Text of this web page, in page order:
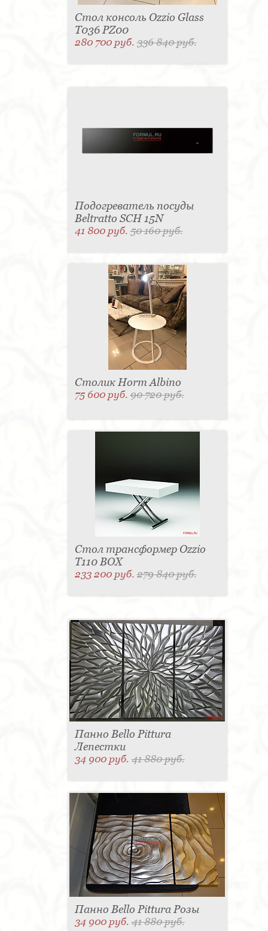
Стол консоль Ozzio Glass
T036 PZ00
280 700 руб.336 840 руб.
Подогреватель посуды
Beltratto SCH 15N
41 800 руб.50 160 руб.
Столик Horm Albino
75 600 руб.90 720 руб.
Стол трансформер Ozzio
T110 BOX
233 200 руб.279 840 руб.
Панно Bello Pittura
Лепестки
34 900 руб.41 880 руб.
Панно Bello Pittura Розы
34 900 руб.41 880 руб.